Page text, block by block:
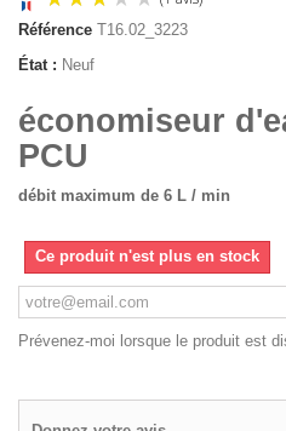
Référence T16.02_3223
État : Neuf
économiseur
PCU
débit maximum de 6 L / min
Ce produit n'est plus en stock
Prévenez-moi lorsque le produit est